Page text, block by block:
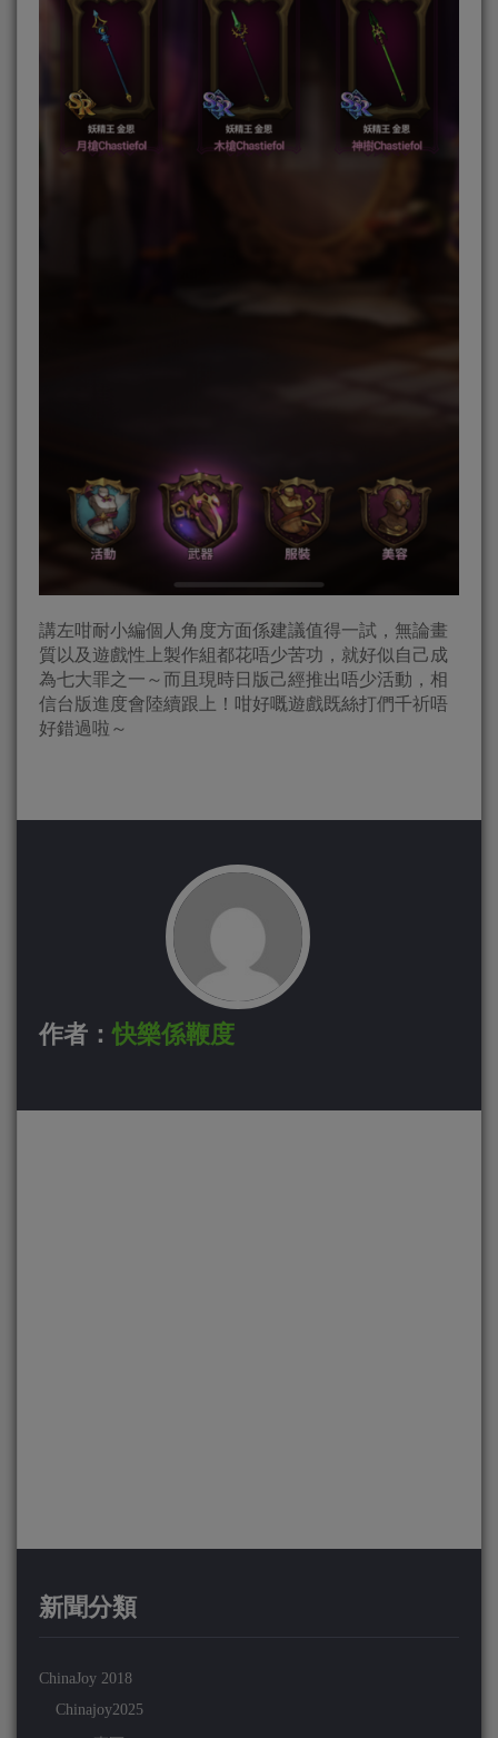
講左咁耐小編個人角度方面係建議值得一試，無論畫
質以及遊戲性上製作組都花唔少苦功，就好似自己成
為七大罪之一～而且現時日版己經推出唔少活動，相
信台版進度會陸續跟上！咁好嘅遊戲既絲打們千祈唔
好錯過啦～
作者：快樂係鞭度
新聞分類
ChinaJoy 2018
Chinajoy2025